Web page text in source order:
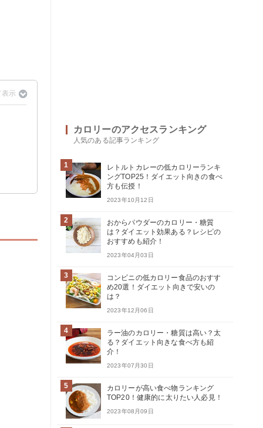
カロリーのアクセスランキング
人気のある記事ランキング
1
レトルトカレーの低カロリーランキ
ングTOP25！ダイエット向きの食べ
方も伝授！
2023年10月12日
2
おからパウダーのカロリー・糖質
は？ダイエット効果ある？レシピの
おすすめも紹介！
2023年04月03日
3
コンビニの低カロリー食品のおすす
め20選！ダイエット向きで安いの
は？
2023年12月06日
4
ラー油のカロリー・糖質は高い？太
る？ダイエット向きな食べ方も紹
介！
2023年07月30日
5
カロリーが高い食べ物ランキング
TOP20！健康的に太りたい人必見！
2023年08月09日